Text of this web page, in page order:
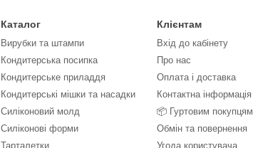
Каталог
Вирубки та штампи
Кондитерська посипка
Кондитерське приладдя
Кондитерські мішки та насадки
Силіконовий молд
Силіконові форми
Тарталетки
Клієнтам
Вхід до кабінету
Про нас
Оплата і доставка
Контактна інформація
📦 Гуртовим покупцям
Обмін та повернення
Угода користувача